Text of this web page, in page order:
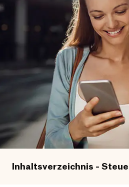
Inhaltsverzeichnis -